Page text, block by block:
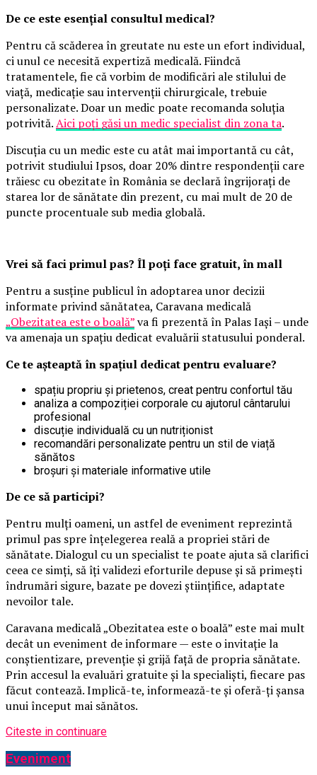
De ce este esențial consultul medical?
Pentru că scăderea în greutate nu este un efort individual,
ci unul ce necesită expertiză medicală. Fiindcă
tratamentele, fie că vorbim de modificări ale stilului de
viață, medicație sau intervenții chirurgicale, trebuie
personalizate. Doar un medic poate recomanda soluția
potrivită.Aici poți găsi un medic specialist din zona ta.
Discuția cu un medic este cu atât mai importantă cu cât,
potrivit studiului Ipsos, doar 20% dintre respondenții care
trăiesc cu obezitate în România se declară îngrijorați de
starea lor de sănătate din prezent, cu mai mult de 20 de
puncte procentuale sub media globală.
Vrei să faci primul pas? Îl poți face gratuit, în mall
Pentru a susține publicul în adoptarea unor decizii
informate privind sănătatea, Caravana medicală
„Obezitatea este o boală”va fi prezentă în Palas Iași – unde
va amenaja un spațiu dedicat evaluării statusului ponderal.
Ce te așteaptă în spațiul dedicat pentru evaluare?
spațiu propriu și prietenos, creat pentru confortul tău
analiza a compoziției corporale cu ajutorul cântarului
profesional
discuție individuală cu un nutriționist
recomandări personalizate pentru un stil de viață
sănătos
broșuri și materiale informative utile
De ce să participi?
Pentru mulți oameni, un astfel de eveniment reprezintă
primul pas spre înțelegerea reală a propriei stări de
sănătate. Dialogul cu un specialist te poate ajuta să clarifici
ceea ce simți, să îți validezi eforturile depuse și să primești
îndrumări sigure, bazate pe dovezi științifice, adaptate
nevoilor tale.
Caravana medicală „Obezitatea este o boală” este mai mult
decât un eveniment de informare — este o invitație la
conștientizare, prevenție și grijă față de propria sănătate.
Prin accesul la evaluări gratuite și la specialiști, fiecare pas
făcut contează. Implică-te, informează-te și oferă-ți șansa
unui început mai sănătos.
Citeste in continuare
Eveniment